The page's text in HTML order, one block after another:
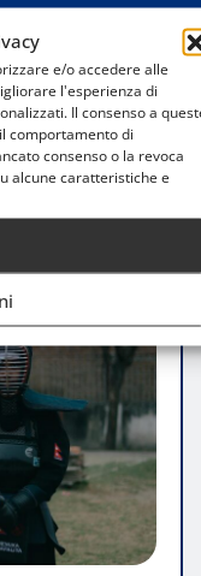
e/o accedere alle
l'esperienza di
Il consenso a
comportamento di
consenso o la revoca
alcune caratteristiche e
sport: disciplina